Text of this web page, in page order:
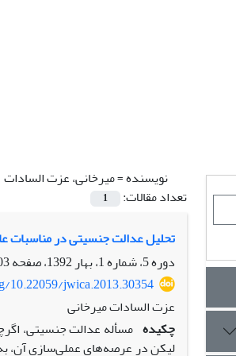
نویسنده =میرخانی، عزت السادات
تعداد مقالات:
1
تحلیل عدالت جنسیتی در مناسبات
دوره 5، شماره 1، بهار 1392، صفحه
10.22059/jwica.2013.30354
عزت السادات میرخانی
چکیده مسأله عدالت جنسیتی،
لیکن در عرصه‌های عملی‌سازی آن،